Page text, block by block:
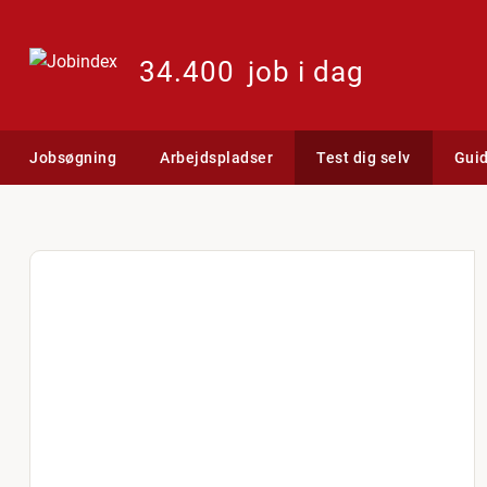
34.400 job i dag
Jobsøgning Arbejdspladser Test dig selv